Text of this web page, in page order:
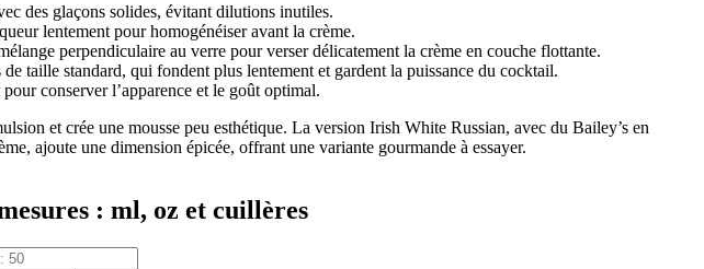
des glaçons solides, évitant dilutions inutiles.
lentement pour homogénéiser avant la crème.
perpendiculaire au verre pour verser délicatement la crème en couche flottante.
taille standard, qui fondent plus lentement et gardent la puissance du cocktail.
conserver l’apparence et le goût optimal.
et crée une mousse peu esthétique. La version Irish White Russian, avec du Bailey’s en
ajoute une dimension épicée, offrant une variante gourmande à essayer.
: ml, oz et cuillères